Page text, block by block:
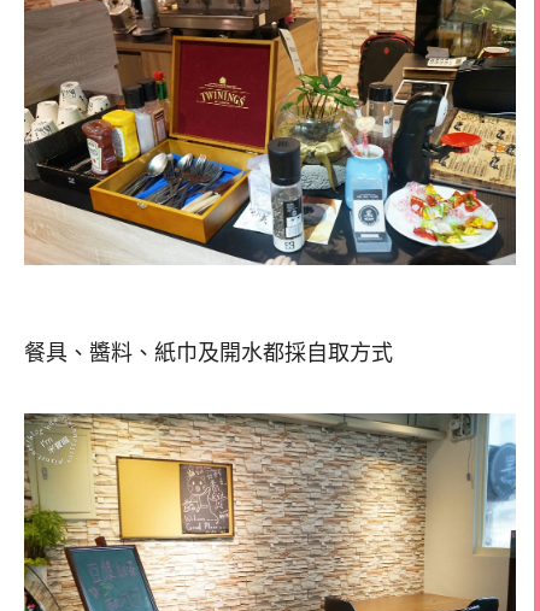
餐具、醬料、紙巾及開水都採自取方式